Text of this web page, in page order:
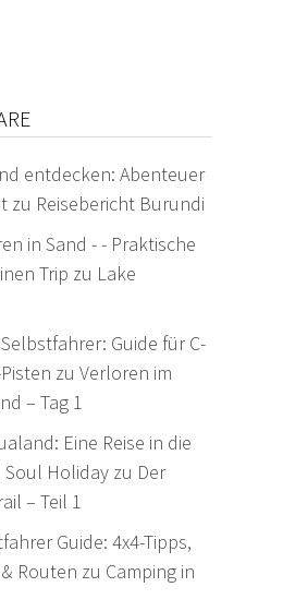
entdecken: Abenteuer
zu Reisebericht Burundi
in Sand - - Praktische
Trip zu Lake
Guide für C-
zu Verloren im
– Tag 1
Eine Reise in die
Soul Holidayzu Der
– Teil 1
Guide: 4x4-Tipps,
Routen zu Camping in